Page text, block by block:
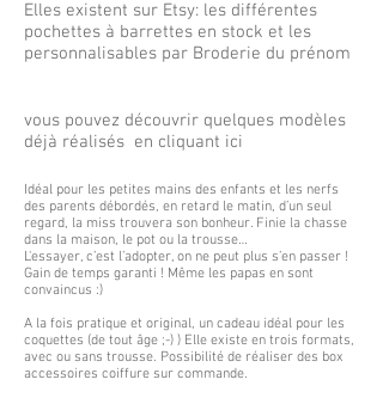
Elles existent sur Etsy: les différentes
pochettes à barrettes en stock et les
personnalisables par Broderie du prénom
vous pouvez découvrir quelques modèles
déjà réalisés en cliquant ici
Idéal pour les petites mains des enfants et les nerfs
des parents débordés, en retard le matin, d’un seul
regard, la miss trouvera son bonheur. Finie la chasse
dans la maison, le pot ou la trousse…
L'essayer, c’est l’adopter, on ne peut plus s’en passer !
Gain de temps garanti ! Même les papas en sont
convaincus :)
A la fois pratique et original, un cadeau idéal pour les
coquettes (de tout âge ;-) ) Elle existe en trois formats,
avec ou sans trousse. Possibilité de réaliser des box
accessoires coiffure sur commande.